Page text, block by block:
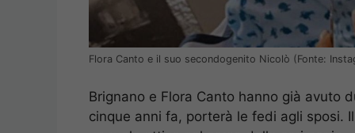
Flora Canto e il suo secondogenito Nicolò (Fonte:
Brignano e Flora Canto hanno già avuto
cinque anni fa, porterà le fedi agli sposi.